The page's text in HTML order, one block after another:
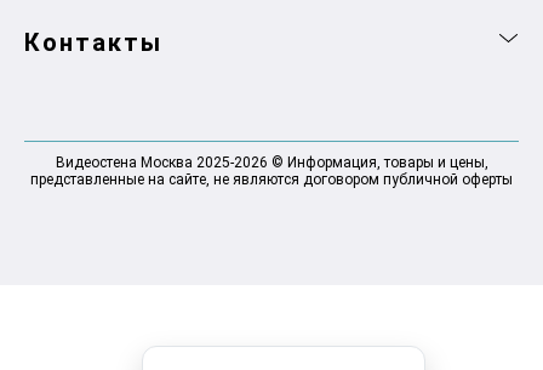
Контакты
Видеостена Москва 2025-2026 © Информация, товары и цены,
представленные на сайте, не являются договором публичной оферты